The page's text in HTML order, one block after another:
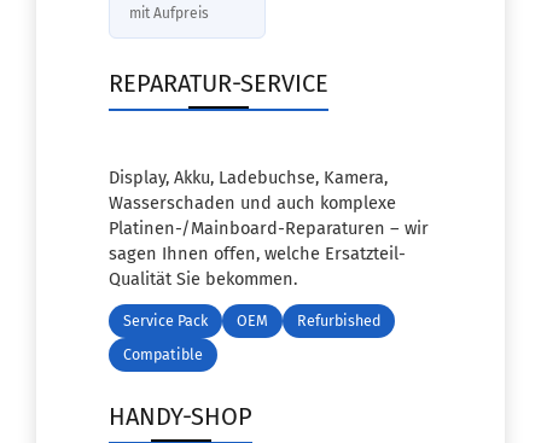
mit Aufpreis
REPARATUR-SERVICE
Display, Akku, Ladebuchse, Kamera,
Wasserschaden und auch komplexe
Platinen-/Mainboard-Reparaturen – wir
sagen Ihnen offen, welche Ersatzteil-
Qualität Sie bekommen.
Service Pack OEM
Refurbished
Compatible
HANDY-SHOP